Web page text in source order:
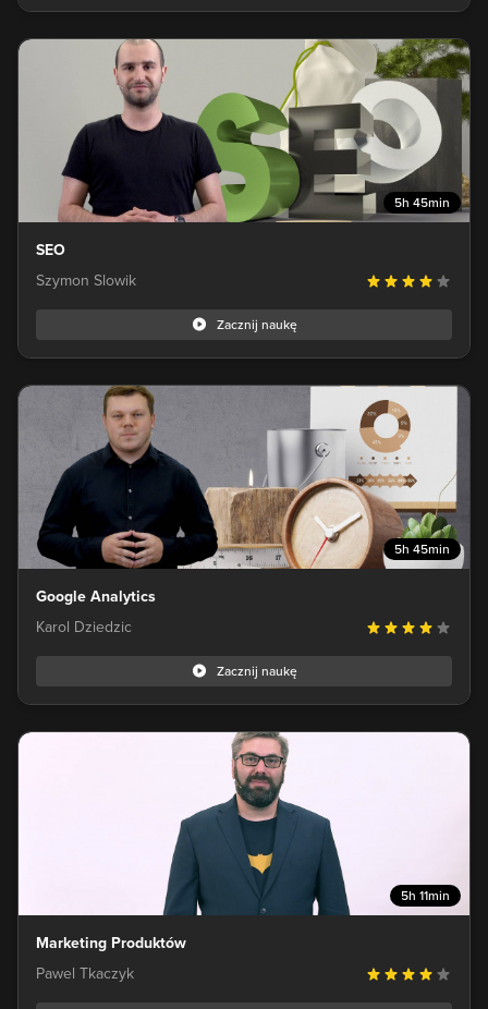
5h 45min
SEO
Szymon Slowik
Zacznij naukę
5h 45min
Google Analytics
Karol Dziedzic
Zacznij naukę
5h 11min
Marketing Produktów
Pawel Tkaczyk